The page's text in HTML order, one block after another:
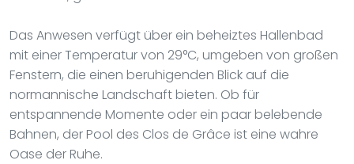
Das Anwesen verfügt über ein beheiztes Hallenbad
mit einer Temperatur von 29°C, umgeben von großen
Fenstern, die einen beruhigenden Blick auf die
normannische Landschaft bieten. Ob für
entspannende Momente oder ein paar belebende
Bahnen, der Pool des Clos de Grâce ist eine wahre
Oase der Ruhe.